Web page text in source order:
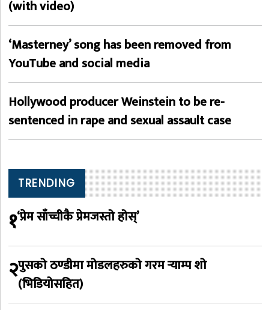
(with video)
‘Masterney’ song has been removed from
YouTube and social media
Hollywood producer Weinstein to be re-
sentenced in rape and sexual assault case
TRENDING
१‘प्रेम साँच्चीकै प्रेमजस्तो होस्’
२पुसको ठण्डीमा मोडलहरुको गरम र्‍याम्प शो
(भिडियोसहित)